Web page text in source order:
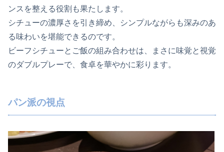
ンスを整える役割も果たします。
シチューの濃厚さを引き締め、シンプルながらも深みのあ
る味わいを堪能できるのです。
ビーフシチューとご飯の組み合わせは、まさに味覚と視覚
のダブルプレーで、食卓を華やかに彩ります。
パン派の視点